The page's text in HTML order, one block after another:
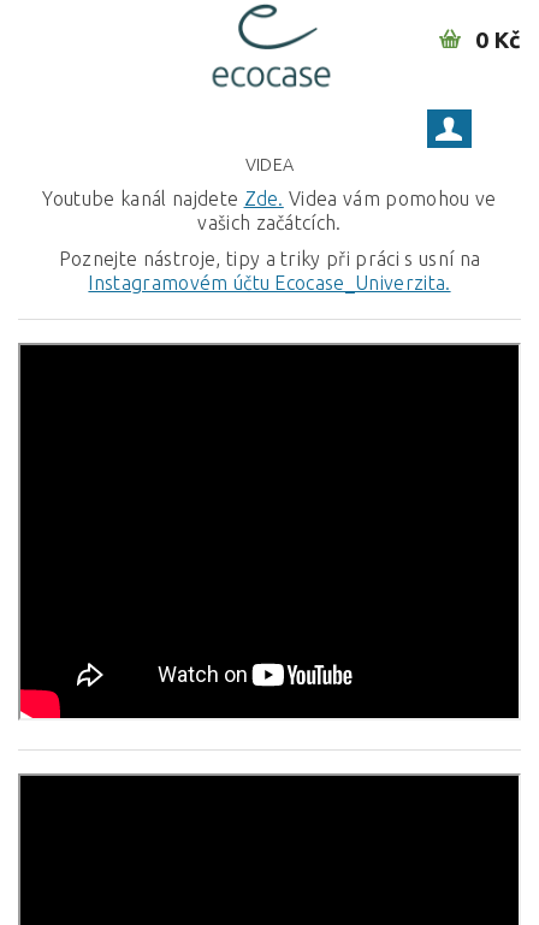
0 Kč
VIDEA
Youtube kanál najdete Zde. Videa vám pomohou ve
vašich začátcích.
Poznejte nástroje, tipy a triky při práci s usní na
Instagramovém účtu Ecocase_Univerzita.